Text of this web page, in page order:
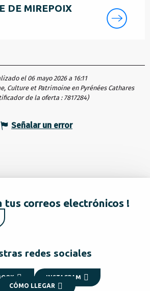
DE MIREPOIX
el 06 mayo 2026 a 16:11
Culture et Patrimoine en Pyrénées Cathares
de la oferta :7817284)
Señalar un error
tus correos electrónicos !
redes sociales
INSTAGRAM
CÓMO LLEGAR